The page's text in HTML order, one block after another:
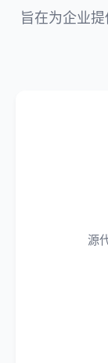
旨在为企业
源